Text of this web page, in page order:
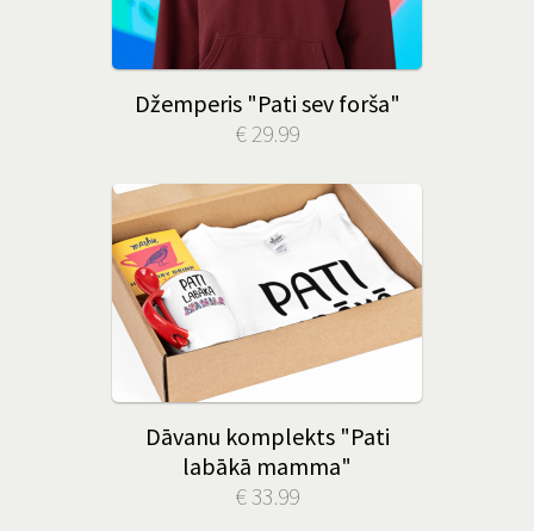
Džemperis "Pati sev forša"
€ 29.99
Dāvanu komplekts "Pati
labākā mamma"
€ 33.99